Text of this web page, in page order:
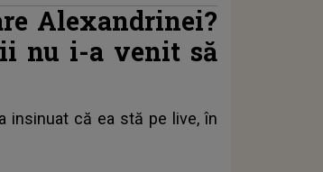
Alexandrinei?
nu i-a venit să
insinuat că ea stă pe live, în